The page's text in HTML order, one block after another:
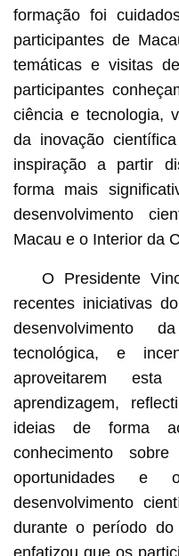
formação foi
participantes de
temáticas e visitas
participantes
ciência e tecnologia,
da inovação
inspiração a partir
forma mais
desenvolvimento
Macau e o Interior da
O Presidente
recentes iniciativas
desenvolvimento
tecnológica, e
aproveitarem
aprendizagem,
ideias de forma
conhecimento
oportunidades e
desenvolvimento
durante o período do
enfatizou que os